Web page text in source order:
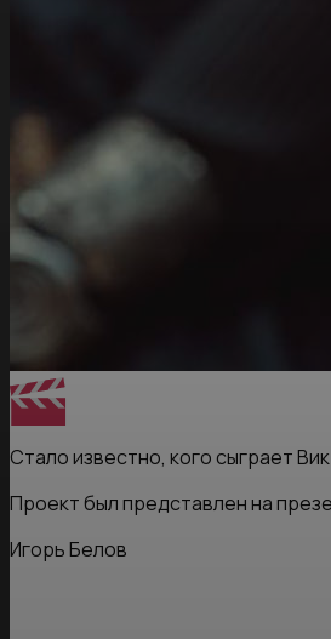
Стало известно, кого сыграет
Проект был представлен на
Игорь Белов